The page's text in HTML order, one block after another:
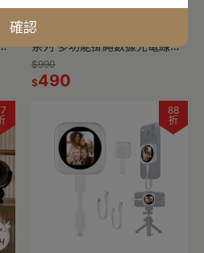
確認
功
Mcdodo麥多多 CA-6820充繩
系列 多功能掛繩數據充電線
Type-C to Lightning 1.2m
$990
$490
88
折